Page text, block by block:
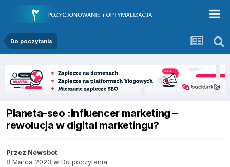
Do poczytania
Planeta-seo :Influencer marketing –
rewolucja w digital marketingu?
Przez Newsbot
8 Marca 2023 w Do poczytania